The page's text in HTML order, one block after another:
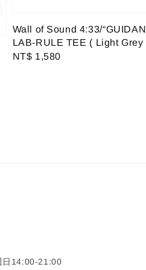
Wall of Sound 4:33/
LAB-RULE TEE ( Light Grey
Regular
NT$ 1,580
日14:00-21:00